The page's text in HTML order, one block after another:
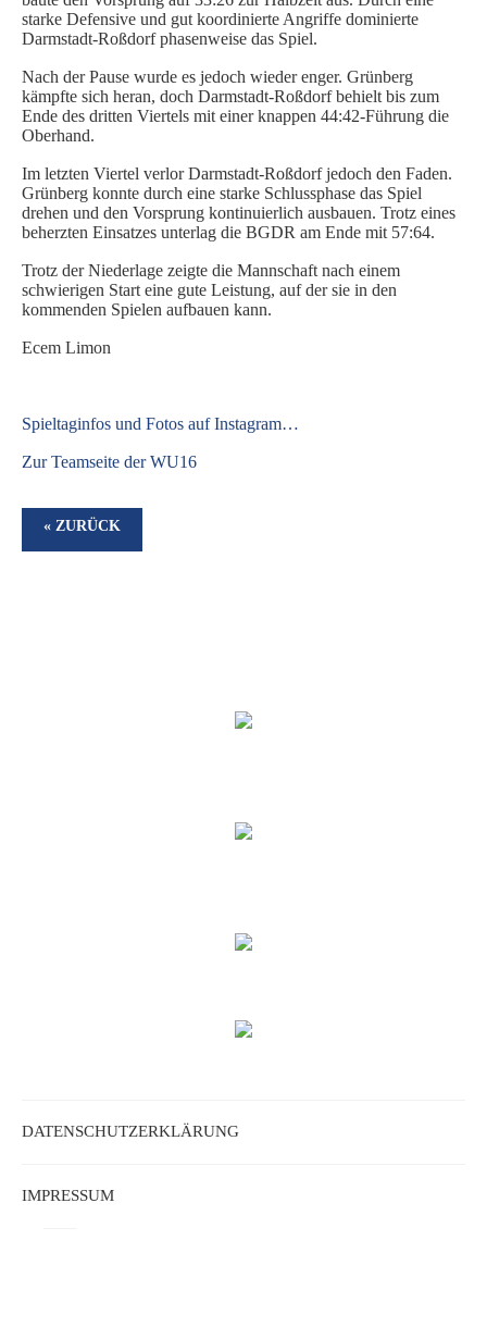
TRAINER*INNEN
ORTHOPÄDISCHES TEAM
FÖRDERUNG
BLOG
SHOP
starke Defensive und gut koordinierte Angriffe dominierte
Darmstadt-Roßdorf phasenweise das Spiel.
Nach der Pause wurde es jedoch wieder enger. Grünberg
kämpfte sich heran, doch Darmstadt-Roßdorf behielt bis zum
Ende des dritten Viertels mit einer knappen 44:42-Führung die
Oberhand.
Im letzten Viertel verlor Darmstadt-Roßdorf jedoch den Faden.
Grünberg konnte durch eine starke Schlussphase das Spiel
drehen und den Vorsprung kontinuierlich ausbauen. Trotz eines
beherzten Einsatzes unterlag die BGDR am Ende mit 57:64.
Trotz der Niederlage zeigte die Mannschaft nach einem
schwierigen Start eine gute Leistung, auf der sie in den
kommenden Spielen aufbauen kann.
Ecem Limon
Spieltaginfos und Fotos auf Instagram…
Zur Teamseite der WU16
« ZURÜCK
DATENSCHUTZERKLÄRUNG
IMPRESSUM